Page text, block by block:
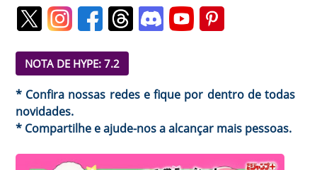
NOTA DE HYPE: 7.2
* Confira nossas redes e fique por dentro de todas
novidades.
* Compartilhe e ajude-nos a alcançar mais pessoas.